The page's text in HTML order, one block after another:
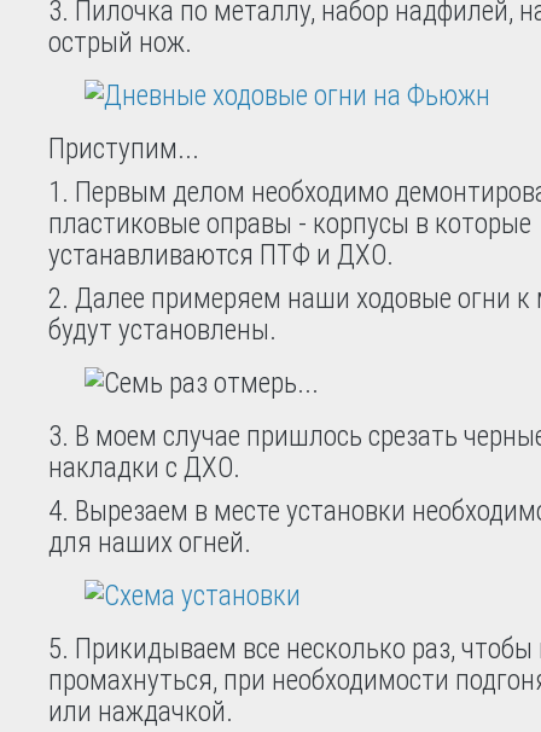
Пилочка по металлу, набор надфилей,
острый нож.
Приступим...
1. Первым делом необходимо
пластиковые оправы - корпусы в которые
устанавливаются ПТФ и ДХО.
2. Далее примеряем наши ходовые огни к
будут установлены.
3. В моем случае пришлось срезать
накладки с ДХО.
4. Вырезаем в месте установки
для наших огней.
5. Прикидываем все несколько раз, чтобы
промахнуться, при необходимости
или наждачкой.